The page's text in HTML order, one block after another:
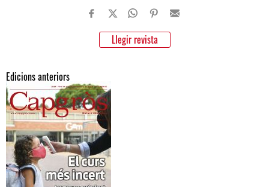
Llegir revista
Edicions anteriors